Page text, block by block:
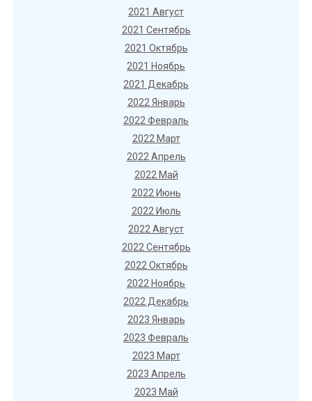
2021 Август
2021 Сентябрь
2021 Октябрь
2021 Ноябрь
2021 Декабрь
2022 Январь
2022 Февраль
2022 Март
2022 Апрель
2022 Май
2022 Июнь
2022 Июль
2022 Август
2022 Сентябрь
2022 Октябрь
2022 Ноябрь
2022 Декабрь
2023 Январь
2023 Февраль
2023 Март
2023 Апрель
2023 Май